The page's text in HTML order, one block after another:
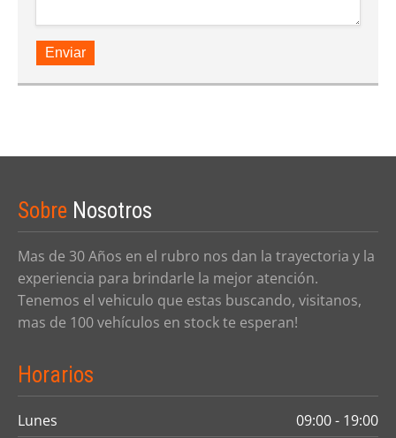
Enviar
Sobre Nosotros
Mas de 30 Años en el rubro nos dan la trayectoria y la
experiencia para brindarle la mejor atención.
Tenemos el vehiculo que estas buscando, visitanos,
mas de 100 vehículos en stock te esperan!
Horarios
Lunes
09:00 - 19:00